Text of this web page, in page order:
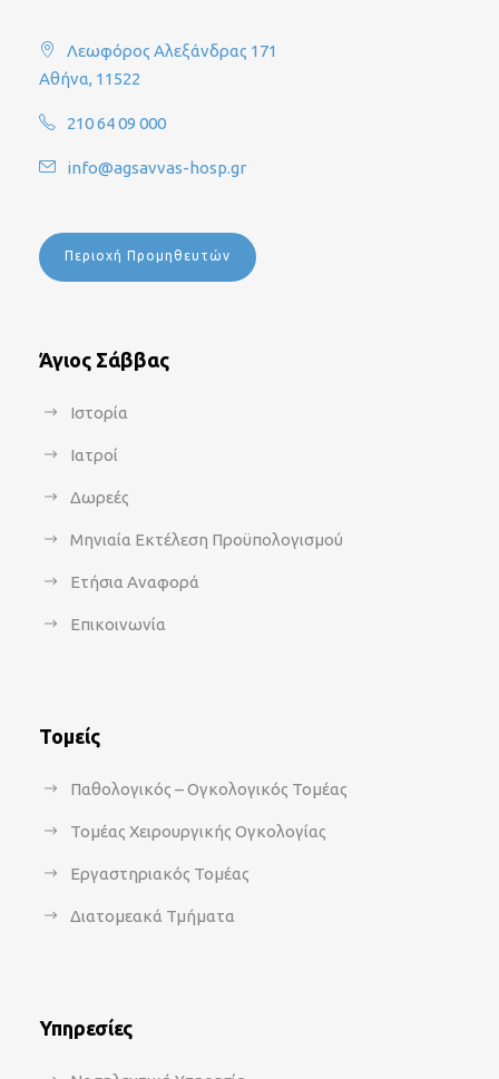
Λεωφόρος Αλεξάνδρας 171
Αθήνα, 11522
210 64 09 000
info@agsavvas-hosp.gr
Περιοχή Προμηθευτών
Άγιος Σάββας
Ιστορία
Ιατροί
Δωρεές
Μηνιαία Εκτέλεση Προϋπολογισμού
Ετήσια Αναφορά
Επικοινωνία
Τομείς
Παθολογικός – Ογκολογικός Τομέας
Τομέας Χειρουργικής Ογκολογίας
Εργαστηριακός Τομέας
Διατομεακά Τμήματα
Υπηρεσίες